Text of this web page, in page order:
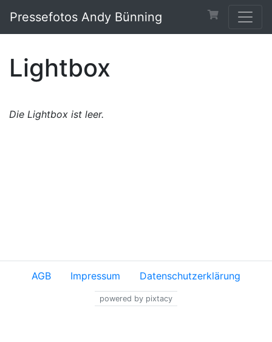
Pressefotos Andy Bünning
Lightbox
Die Lightbox ist leer.
AGB Impressum Datenschutzerklärung
powered by pixtacy